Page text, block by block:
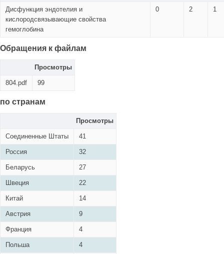
Дисфункция эндотелия и
кислородсвязывающие свойства
гемоглобина
0 2 1
Обращения к файлам
Просмотры
804.pdf 99
по странам
Просмотры
Соединенные Штаты 41
Россия 32
Беларусь 27
Швеция 22
Китай 14
Австрия 9
Франция 4
Польша 4